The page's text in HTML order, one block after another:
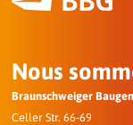
Nous
Braunschweiger
Celler Str. 66-69